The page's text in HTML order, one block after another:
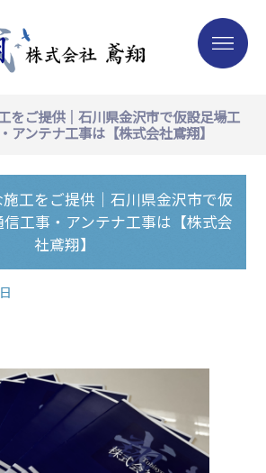
をご提供｜石川県金沢市で仮設足場工
アンテナ工事は【株式会社鳶翔】
工をご提供｜石川県金沢市で仮
工事・アンテナ工事は【株式会
社鳶翔】